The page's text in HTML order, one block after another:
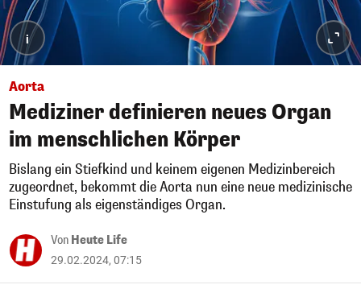
i
Aorta
Mediziner definieren neues Organ
im menschlichen Körper
Bislang ein Stiefkind und keinem eigenen Medizinbereich
zugeordnet, bekommt die Aorta nun eine neue medizinische
Einstufung als eigenständiges Organ.
Von Heute Life
29.02.2024, 07:15